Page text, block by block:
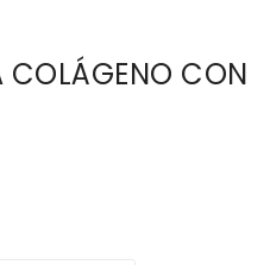
REGALO
COLÁGENO CON